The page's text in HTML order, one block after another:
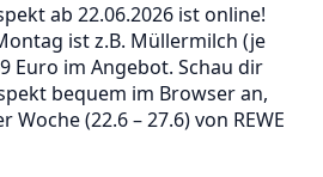
ab 22.06.2026 ist online!
ist z.B. Müllermilch (je
Euro im Angebot. Schau dir
bequem im Browser an,
(22.6 – 27.6) von REWE